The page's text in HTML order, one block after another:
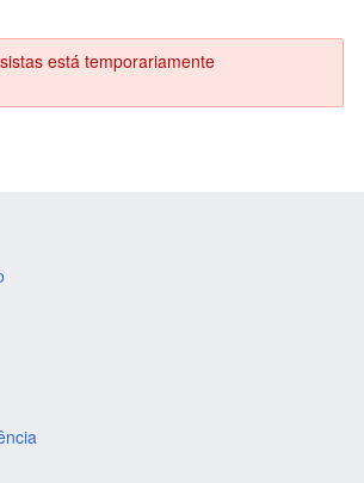
está temporariamente